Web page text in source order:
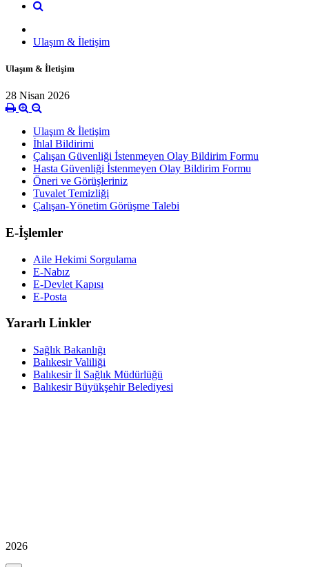
Ulaşım & İletişim
Ulaşım & İletişim
28 Nisan 2026
Ulaşım & İletişim
İhlal Bildirimi
Çalışan Güvenliği İstenmeyen Olay Bildirim Formu
Hasta Güvenliği İstenmeyen Olay Bildirim Formu
Öneri ve Görüşleriniz
Tuvalet Temizliği
Çalışan-Yönetim Görüşme Talebi
E-İşlemler
Aile Hekimi Sorgulama
E-Nabız
E-Devlet Kapısı
E-Posta
Yararlı Linkler
Sağlık Bakanlığı
Balıkesir Valiliği
Balıkesir İl Sağlık Müdürlüğü
Balıkesir Büyükşehir Belediyesi
2026